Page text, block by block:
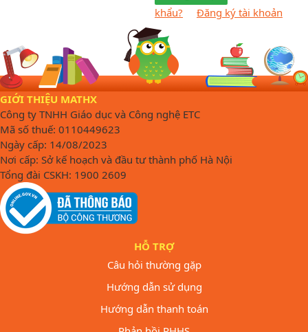
khẩu?
Đăng ký tài khoản
GIỚI THIỆU MATHX
Công ty TNHH Giáo dục và Công nghệ ETC
Mã số thuế: 0110449623
Ngày cấp: 14/08/2023
Nơi cấp: Sở kế hoạch và đầu tư thành phố Hà Nội
Tổng đài CSKH: 1900 2609
HỖ TRỢ
Câu hỏi thường gặp
Hướng dẫn sử dụng
Hướng dẫn thanh toán